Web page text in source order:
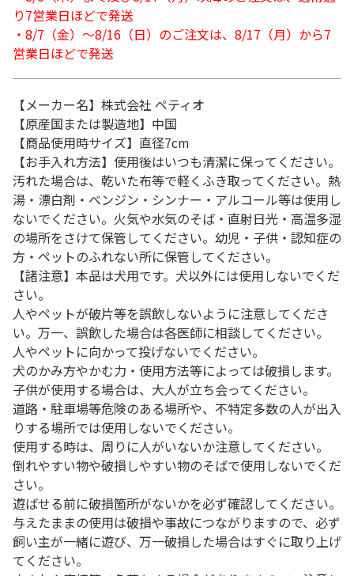
り7営業日ほどで発送
・8/7（金）～8/16（日）のご注文は、8/17（月）から7
営業日ほどで発送
【メーカー名】株式会社 ペティオ
【原産国または製造地】中国
【商品使用時サイズ】直径7cm
【お手入れ方法】使用後はいつも清潔に保ってください。
汚れた場合は、乾いた布等で軽くふき取ってください。熱
湯・漂白剤・ベンジン・シンナー・アルコール等は使用し
ないでください。火気や水気のそば・直射日光・高温多湿
の場所をさけて保管してください。幼児・子供・認知症の
方・ペットのふれない所に保管してください。
【諸注意】本品は犬用です。犬以外には使用しないでくだ
さい。
人やペットが破片等を誤飲しないように注意してくださ
い。万一、誤飲した場合は各医師に相談してください。
人やペットに向かって投げないでください。
犬のかみ方やかむ力・使用方法等によっては破損します。
子供が使用する場合は、大人が立ち会ってください。
道路・駐車場等危険のある場所や、不特定多数の人が出入
りする場所では使用しないでください。
使用する時は、周りに人がいないか注意してください。
倒れやすい物や破損しやすい物のそばで使用しないでくだ
さい。
遊ばせる前に破損箇所がないかを必ず確認してください。
与えたままの使用は破損や事故につながりますので、必ず
飼い主が一緒に遊び、万一破損した場合はすぐに取り上げ
てください。